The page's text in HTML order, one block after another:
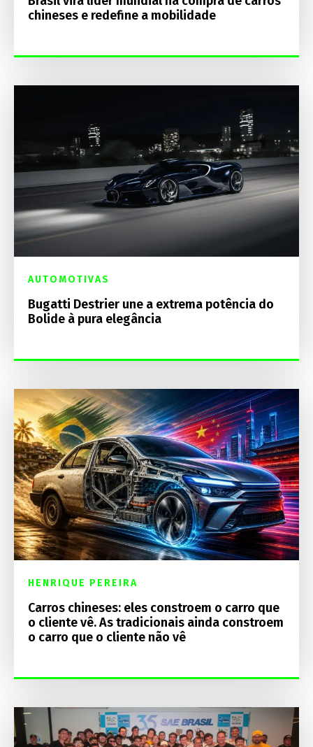
chineses e redefine a mobilidade
AUTOMOTIVAS
Bugatti Destrier une a extrema potência do
Bolide à pura elegância
HENRIQUE PEREIRA
Carros chineses: eles constroem o carro que
o cliente vê. As tradicionais ainda constroem
o carro que o cliente não vê